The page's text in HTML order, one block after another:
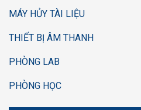
MÁY HỦY TÀI LIỆU
THIẾT BỊ ÂM THANH
PHÒNG LAB
PHÒNG HỌC